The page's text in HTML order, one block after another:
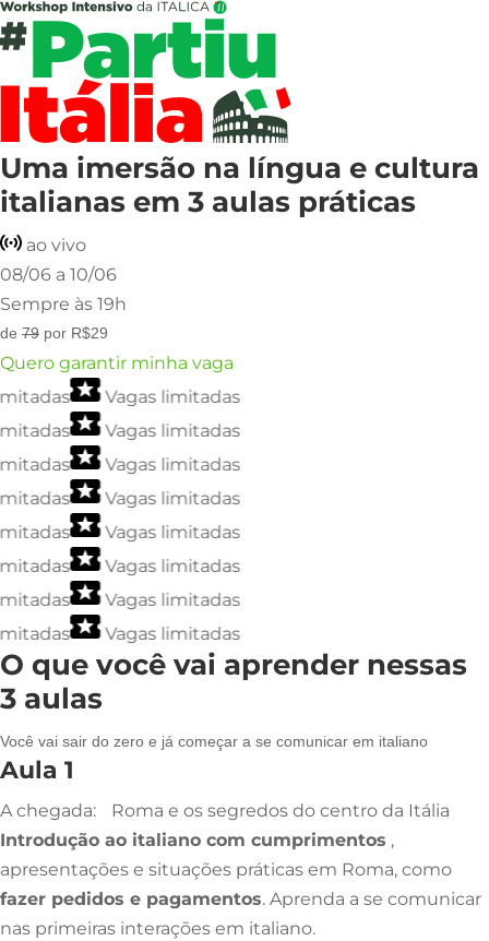
Uma imersão na língua e cultura
italianas em 3 aulas práticas
ao vivo
08/06 a 10/06
Sempre às 19h
de 79 por R$29
Quero garantir minha vaga
Vagas limitadas
Vagas limitadas
Vagas limitadas
Vagas limitadas
Vagas limitadas
Vagas limitadas
Vagas limitadas
Vagas limitadas
O que você vai aprender nessas
3 aulas
Você vai sair do zero e já começar a se comunicar em italiano
Aula 1
A chegada: Roma e os segredos do centro da Itália
Introdução ao italiano com cumprimentos ,
apresentações e situações práticas em Roma, como
fazer pedidos e pagamentos. Aprenda a se comunicar
nas primeiras interações em italiano.